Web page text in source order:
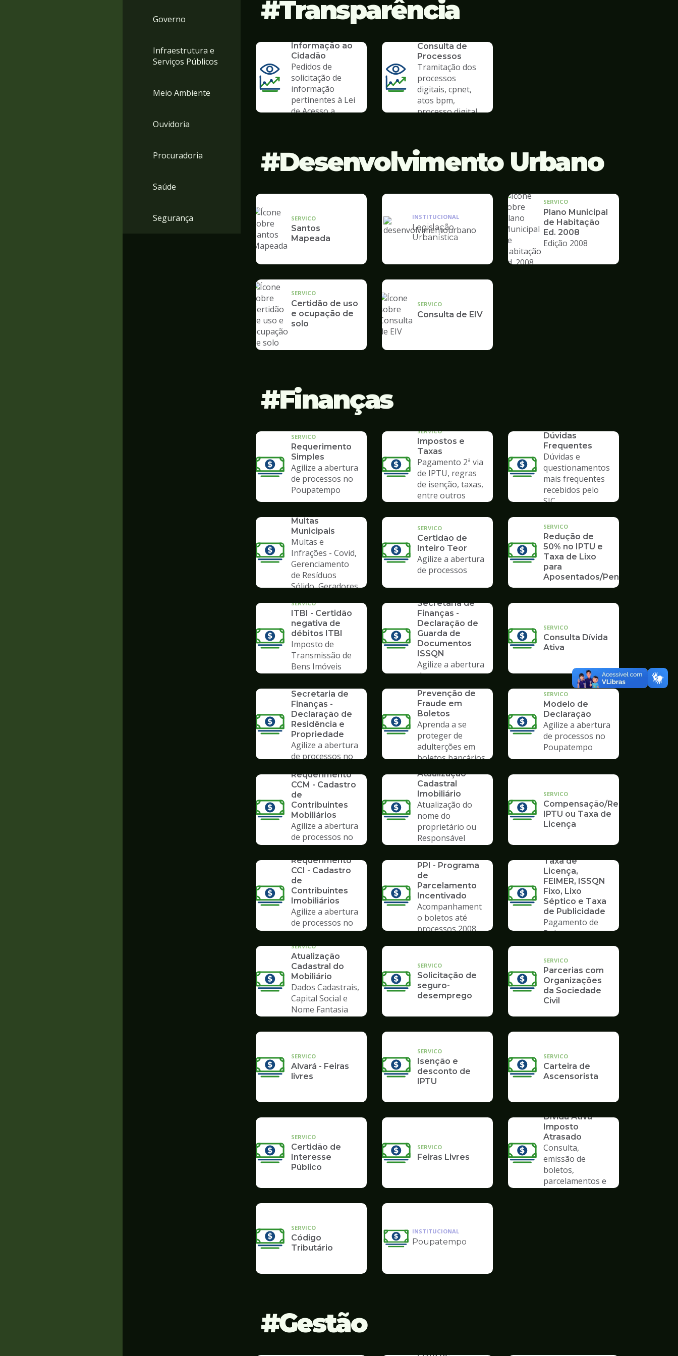
Governo
Infraestrutura e
Serviços Públicos
Meio Ambiente
Ouvidoria
Procuradoria
Saúde
Segurança
Transparência
Informação ao
Cidadão
Pedidos de
solicitação de
informação
pertinentes à Lei
de Acesso a
Consulta de
Processos
Tramitação dos
processos
digitais, cpnet,
atos bpm,
processo digital
Desenvolvimento Urbano
SERVICO
Santos
Mapeada
Ilustração
de
Desenvolvimento
INSTITUCIONAL
Legislação
Urbanística
SERVICO
Plano Municipal
de Habitação
Ed. 2008
Edição 2008
SERVICO
Certidão de uso
e ocupação de
solo
SERVICO
Consulta de EIV
Finanças
SERVICO
Requerimento
Simples
Agilize a abertura
de processos no
Poupatempo
SERVICO
Impostos e
Taxas
Pagamento 2ª via
de IPTU, regras
de isenção, taxas,
entre outros
Dúvidas
Frequentes
Dúvidas e
questionamentos
mais frequentes
recebidos pelo
SIC
SERVICO
Multas
Municipais
Multas e
Infrações - Covid,
Gerenciamento
de Resíduos
Sólido, Geradores
SERVICO
Certidão de
Inteiro Teor
Agilize a abertura
de processos
SERVICO
Redução de
50% no IPTU e
Taxa de Lixo
para
Aposentados/Pensionistas
SERVICO
ITBI - Certidão
negativa de
débitos ITBI
Imposto de
Transmissão de
Bens Imóveis
Secretaria de
Finanças -
Declaração de
Guarda de
Documentos
ISSQN
Agilize a abertura
de processos no
Poupatempo
SERVICO
Consulta Dívida
Ativa
SERVICO
Secretaria de
Finanças -
Declaração de
Residência e
Propriedade
Agilize a abertura
de processos no
Prevenção de
Fraude em
Boletos
Aprenda a se
proteger de
adulterções em
boletos bancários
SERVICO
Modelo de
Declaração
Agilize a abertura
de processos no
Poupatempo
Requerimento
CCM - Cadastro
de
Contribuintes
Mobiliários
Agilize a abertura
de processos no
Poupatempo
Atualização
Cadastral
Imobiliário
Atualização do
nome do
proprietário ou
Responsável
SERVICO
Compensação/Restituição
IPTU ou Taxa de
Licença
Requerimento
CCI - Cadastro
de
Contribuintes
Imobiliários
Agilize a abertura
de processos no
Poupatempo
PPI - Programa
de
Parcelamento
Incentivado
Acompanhament
o boletos até
processos 2008
Taxa de
Licença,
FEIMER, ISSQN
Fixo, Lixo
Séptico e Taxa
de Publicidade
Pagamento de
Boleto
SERVICO
Atualização
Cadastral do
Mobiliário
Dados Cadastrais,
Capital Social e
Nome Fantasia
SERVICO
Solicitação de
seguro-
desemprego
SERVICO
Parcerias com
Organizações
da Sociedade
Civil
SERVICO
Alvará - Feiras
livres
SERVICO
Isenção e
desconto de
IPTU
SERVICO
Carteira de
Ascensorista
SERVICO
Certidão de
Interesse
Público
SERVICO
Feiras Livres
Dívida Ativa -
Imposto
Atrasado
Consulta,
emissão de
boletos,
parcelamentos e
SERVICO
Código
Tributário
Ilustração
de
INSTITUCIONAL
Poupatempo
Gestão